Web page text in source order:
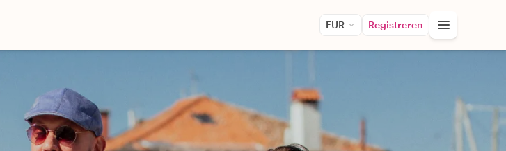
EUR Registreren